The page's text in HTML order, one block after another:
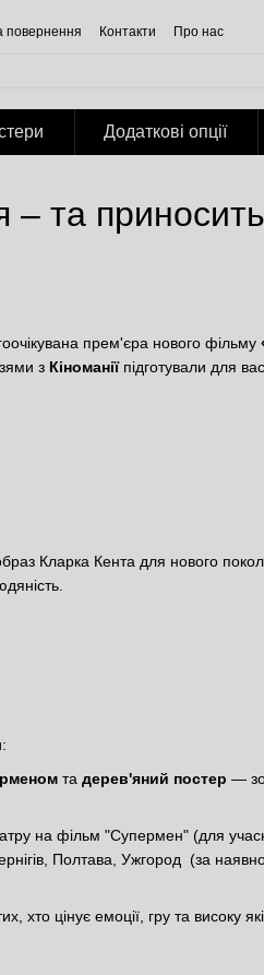
повернення Контакти
Про нас
Додаткові опції
– та
прем'єра нового фільму
з Кіноманіїпідготували для вас
Кларка Кента для нового
та дерев'яний постер —
на фільм "Супермен" (для
Полтава, Ужгород (за
цінує емоції, гру та високу